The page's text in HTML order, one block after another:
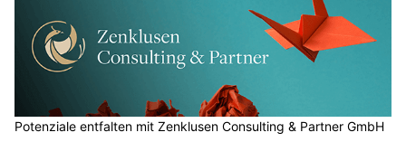
Potenziale entfalten mit Zenklusen Consulting & Partner GmbH